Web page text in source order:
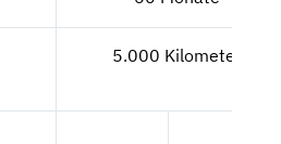
5.000 Kilometer